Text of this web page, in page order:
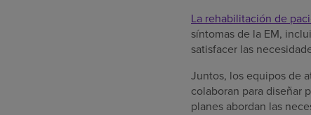
La rehabilitación de
síntomas de la EM,
satisfacer las
Juntos, los equipos de
colaboran para diseñar
planes abordan las